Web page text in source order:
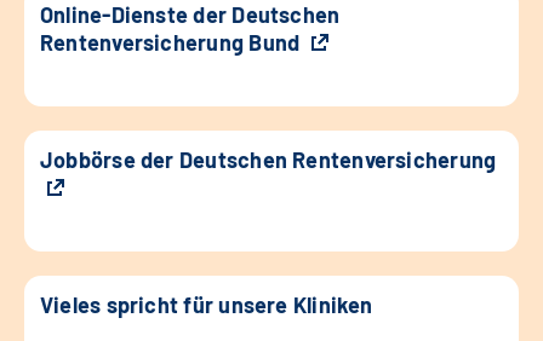
Online-Dienste der Deutschen
Rentenversicherung Bund
Jobbörse der Deutschen Rentenversicherung
Vieles spricht für unsere Kliniken